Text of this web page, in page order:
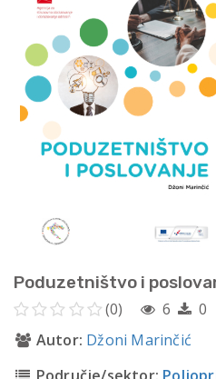
Poduzetništvo i
(0) 6
0
Autor: Džoni Marinčić